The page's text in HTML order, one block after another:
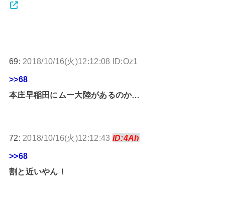
69: 2018/10/16(火)12:12:08 ID:Oz1
>>68
本庄早稲田にムー大陸があるのか…
72: 2018/10/16(火)12:12:43 ID:4Ah
>>68
割と近いやん！